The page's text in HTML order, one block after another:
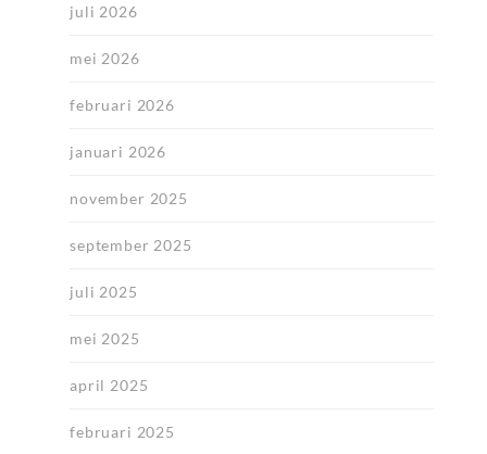
juli 2026
mei 2026
februari 2026
januari 2026
november 2025
september 2025
juli 2025
mei 2025
april 2025
februari 2025